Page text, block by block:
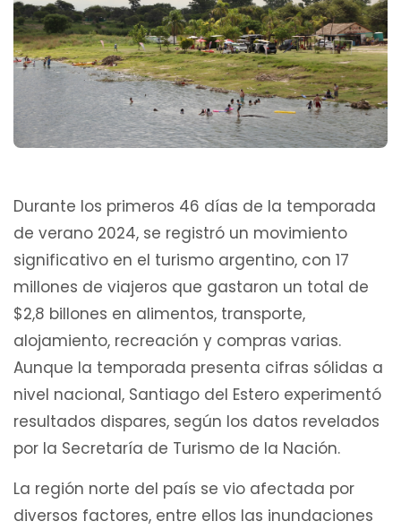
Durante los primeros 46 días de la temporada
de verano 2024, se registró un movimiento
significativo en el turismo argentino, con 17
millones de viajeros que gastaron un total de
$2,8 billones en alimentos, transporte,
alojamiento, recreación y compras varias.
Aunque la temporada presenta cifras sólidas a
nivel nacional, Santiago del Estero experimentó
resultados dispares, según los datos revelados
por la Secretaría de Turismo de la Nación.
La región norte del país se vio afectada por
diversos factores, entre ellos las inundaciones